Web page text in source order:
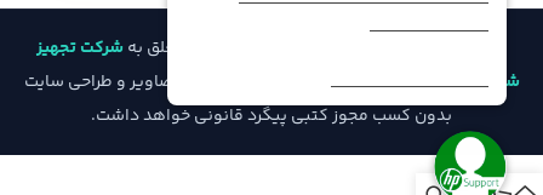
© تمامی حقوق مادی و معنوی این وب‌سایت متعلق به شرکت تجهیز
شبکه فیداراست و هرگونه کپی‌برداری از محتوا، تصاویر و طراحی سایت
بدون کسب مجوز کتبی پیگرد قانونی خواهد داشت.